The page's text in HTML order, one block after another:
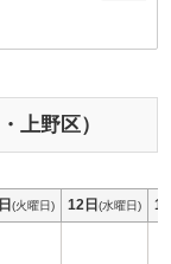
上野区）
(火曜日) 12日(水曜日)